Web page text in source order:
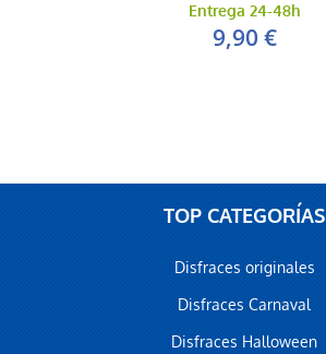
Entrega 24-48h
9,90 €
TOP CATEGORÍAS
Disfraces originales
Disfraces Carnaval
Disfraces Halloween